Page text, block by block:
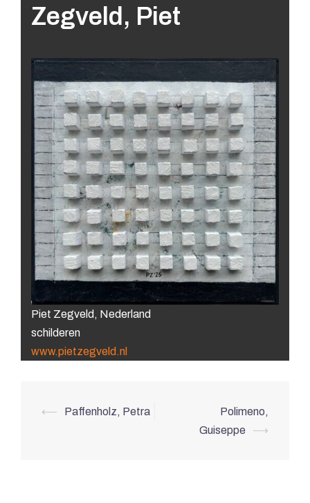
Zegveld, Piet
Piet Zegveld, Nederland
schilderen
www.pietzegveld.nl
Berichtnavigatie
⟵ Paffenholz, Petra
Polimeno,
Guiseppe
⟶